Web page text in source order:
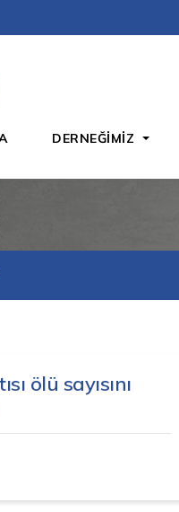
DERNEĞİMİZ
ölü sayısını